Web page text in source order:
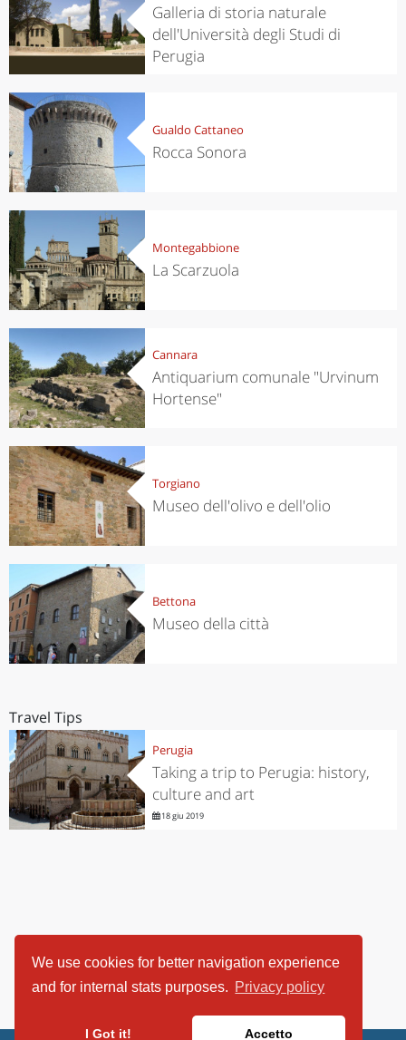
We use cookies for better navigation experience
and for internal stats purposes. Privacy policy
I Got it! Accetto
Galleria di storia naturale
dell'Università degli Studi di
Perugia
Gualdo Cattaneo
Rocca Sonora
Montegabbione
La Scarzuola
Cannara
Antiquarium comunale "Urvinum
Hortense"
Torgiano
Museo dell'olivo e dell'olio
Bettona
Museo della città
Travel Tips
Perugia
Taking a trip to Perugia: history,
culture and art
18 giu 2019